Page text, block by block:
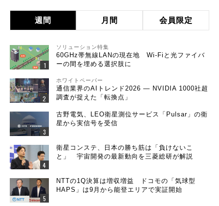
週間 月間 会員限定
ソリューション特集
60GHz帯無線LANの現在地 Wi-Fiと光ファイバ
ーの間を埋める選択肢に
ホワイトペーパー
通信業界のAIトレンド2026 ― NVIDIA 1000社超
調査が捉えた「転換点」
古野電気、LEO衛星測位サービス「Pulsar」の衛
星から実信号を受信
衛星コンステ、日本の勝ち筋は「負けないこ
と」 宇宙開発の最新動向を三菱総研が解説
NTTの1Q決算は増収増益 ドコモの「気球型
HAPS」は9月から能登エリアで実証開始